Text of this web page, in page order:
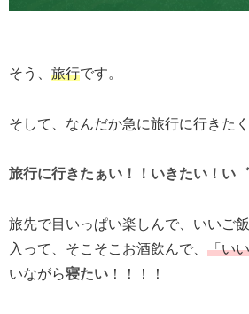
そう、 旅行です。
そして、なんだか急に旅行に行きた
旅行に行きたぁい！！いきたい！い
旅先で目いっぱい楽しんで、いいご
入って、そこそこお酒飲んで、 「い
いながら寝たい ！！！！